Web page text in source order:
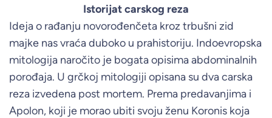
Istorijat carskog reza
Ideja o rađanju novorođenčeta kroz trbušni zid
majke nas vraća duboko u prahistoriju. Indoevropska
mitologija naročito je bogata opisima abdominalnih
porođaja. U grčkoj mitologiji opisana su dva carska
reza izvedena post mortem. Prema predavanjima i
Apolon, koji je morao ubiti svoju ženu Koronis koja